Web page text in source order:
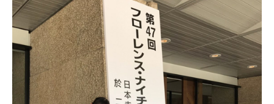
オープンキャンパス
ウェブオープンキャンパス
個別見学
お知らせ